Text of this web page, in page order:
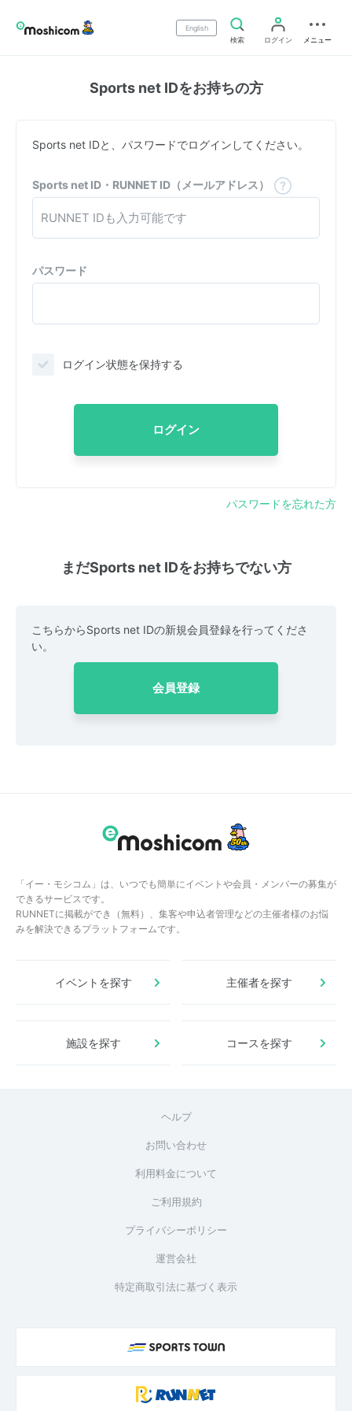
English
検索
ログイン メニュー
Sports net IDをお持ちの方
Sports net IDと、パスワードでログインしてください。
Sports net ID・RUNNET ID（メールアドレス）
パスワード
ログイン状態を保持する
ログイン
パスワードを忘れた方
まだSports net IDをお持ちでない方
こちらからSports net IDの新規会員登録を行ってくださ
い。
会員登録
「イー・モシコム」は、いつでも簡単にイベントや会員・メンバーの募集が
できるサービスです。
RUNNETに掲載ができ（無料）、集客や申込者管理などの主催者様のお悩
みを解決できるプラットフォームです。
イベントを探す 主催者を探す
施設を探す コースを探す
ヘルプ
お問い合わせ
利用料金について
ご利用規約
プライバシーポリシー
運営会社
特定商取引法に基づく表示